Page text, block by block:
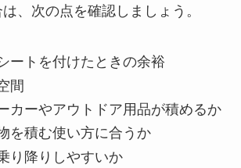
、次の点を確認しましょう。
ートを付けたときの余裕
間
カーやアウトドア用品が積めるか
を積む使い方に合うか
り降りしやすいか